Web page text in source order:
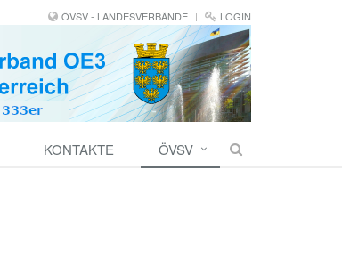
ÖVSV - LANDESVERBÄNDE LOGIN
KONTAKTE ÖVSV